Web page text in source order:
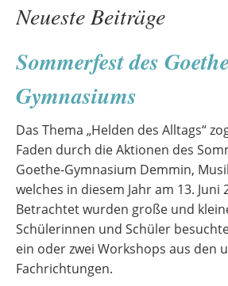
Neueste Beiträge
Sommerfest des
Gymnasiums
Das Thema „Helden des Alltags“
Faden durch die Aktionen des
Goethe-Gymnasium Demmin,
welches in diesem Jahr am 13. Juni
Betrachtet wurden große und
Schülerinnen und Schüler
ein oder zwei Workshops aus den
Fachrichtungen.